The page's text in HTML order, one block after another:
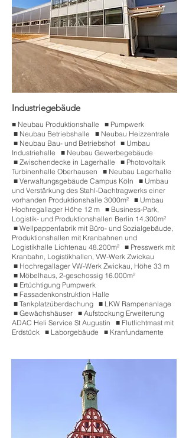
Industriegebäude
■ Neubau Produktionshalle ■ Pumpwerk
■ Neubau Betriebshalle ■ Neubau Heizzentrale
■ Neubau Bau- und Betriebshof ■ Umbau
Industriehalle
■ Neubau Gewerbegebäude
■ Zwischendecke in Lagerhalle ■ Photovoltaik
Turbinenhalle Oberhausen
■ Neubau Lagerhalle
■ Verwaltungsgebäude Campus Köln ■ Umbau
und Verstärkung des Stahl-Dachtragwerks einer
vorhanden Produktionshalle 3000m² ■ Umbau
Hochregallager Höhe 12 m ■ Business-Park,
Logistik- und Produktionshallen Berlin 14.300m²
■ Wellpappenfabrik mit Büro- und Sozialgebäude,
Produktionshallen mit Kranbahnen und
Logistikhalle Lichtenau 48.200m² ■ Presswerk mit
Kranbahn, Logistikhallen, VW-Werk Zwickau
■ Hochregallager VW-Werk Zwickau, Höhe 33 m
■ Möbelhaus, 2-geschossig 16.000m²
■ Ertüchtigung Pumpwerk
■ Fassadenkonstruktion Halle
■ Tankplatzüberdachung ■ LKW Rampenanlage
■ Gewächshäuser ■ Aufstockung Erweiterung
ADAC Heli Service St Augustin
■ Flutlichtmast mit
Erdstück ■ Laborgebäude ■ Kranfundamente